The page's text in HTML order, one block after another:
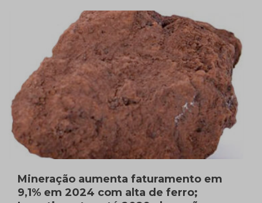
Mineração aumenta faturamento em
9,1% em 2024 com alta de ferro;